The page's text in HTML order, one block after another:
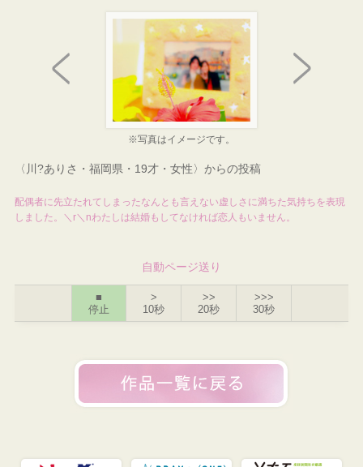
※写真はイメージです。
〈川?ありさ・福岡県・19才・女性〉からの投稿
配偶者に先立たれてしまったなんとも言えない虚しさに満ちた気持ちを表現
しました。＼r＼nわたしは結婚もしてなければ恋人もいません。
自動ページ送り
■
停止
>
10秒
>>
20秒
>>>
30秒